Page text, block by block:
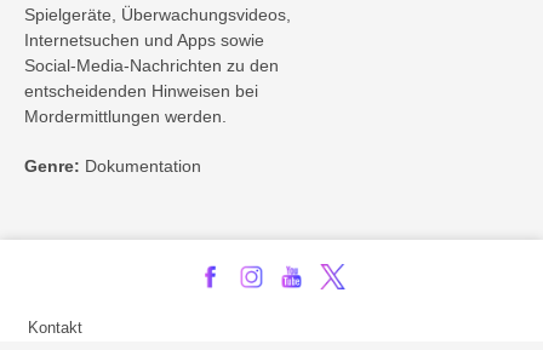
Spielgeräte, Überwachungsvideos,
Internetsuchen und Apps sowie
Social-Media-Nachrichten zu den
entscheidenden Hinweisen bei
Mordermittlungen werden.
Genre: Dokumentation
Kontakt